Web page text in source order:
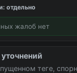
отдельно
жалоб нет
теге,